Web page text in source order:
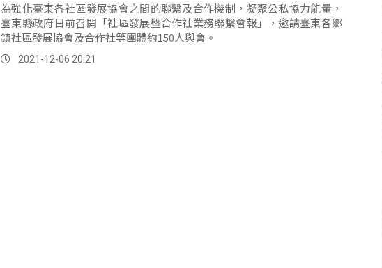
為強化臺東各社區發展協會之間的聯繫及合作機制，凝聚公私協力能量，
臺東縣政府日前召開「社區發展暨合作社業務聯繫會報」，邀請臺東各鄉
鎮社區發展協會及合作社等團體約150人與會。
2021-12-06 20:21